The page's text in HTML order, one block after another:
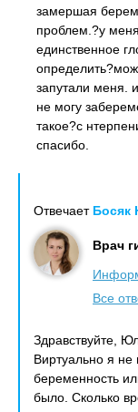
замершая
проблем.?у
единственное
запутали меня.
не могу
такое?с
спасибо.
Отвечает Босяк
Врач
Все
Здравствуйте,
Виртуально я не
беременность
было. Сколько